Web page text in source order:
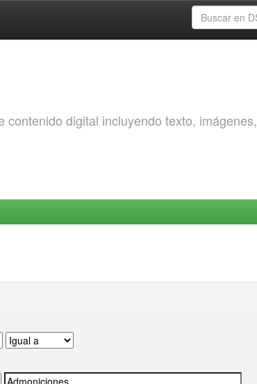
digital incluyendo texto, imágenes,